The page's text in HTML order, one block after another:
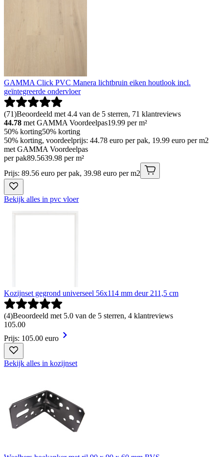
GAMMA Click PVC Manera lichtbruin eiken houtlook incl.
geïntegreerde ondervloer
(71)Beoordeeld met 4.4 van de 5 sterren, 71 klantreviews
44.78 met GAMMA Voordeelpas19.99 per m²
50% korting50% korting
50% korting, voordeelprijs: 44.78 euro per pak, 19.99 euro per m2
met GAMMA Voordeelpas
per pak89.5639.98 per m²
Prijs: 89.56 euro per pak, 39.98 euro per m2
Bekijk alles in pvc vloer
Kozijnset gegrond universeel 56x114 mm deur 211,5 cm
(4)Beoordeeld met 5.0 van de 5 sterren, 4 klantreviews
105.00
Prijs: 105.00 euro
Bekijk alles in kozijnset